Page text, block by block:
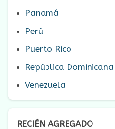
Panamá
Perú
Puerto Rico
República Dominicana
Venezuela
RECIÉN AGREGADO